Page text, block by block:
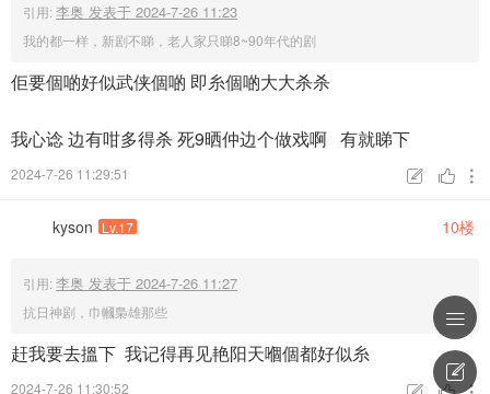
引用: 李奥 发表于 2024-7-26 11:23
我的都一样，新剧不睇，老人家只睇8~90年代的剧
佢要個啲好似武侠個啲 即糸個啲大大杀杀
我心谂 边有咁多得杀 死9晒仲边个做戏啊 有就睇下
2024-7-26 11:29:51  

kyson Lv.17 10楼
引用: 李奥 发表于 2024-7-26 11:27
抗日神剧，巾幗梟雄那些
赶我要去搵下 我记得再见艳阳天嗰個都好似糸
2024-7-26 11:30:52

